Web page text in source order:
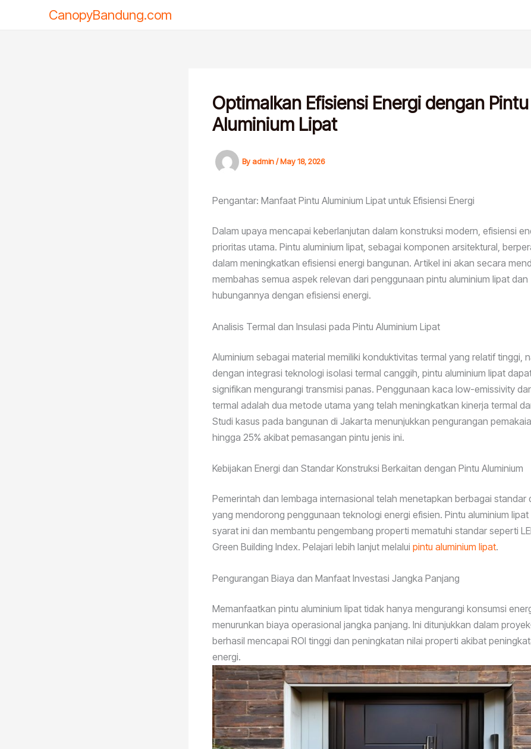
CanopyBandung.com
Optimalkan Efisiensi Energi dengan Pintu
Aluminium Lipat
Byadmin/May 18, 2026
Pengantar: Manfaat Pintu Aluminium Lipat untuk Efisiensi Energi
Dalam upaya mencapai keberlanjutan dalam konstruksi modern, efisiensi
prioritas utama. Pintu aluminium lipat, sebagai komponen arsitektural,
dalam meningkatkan efisiensi energi bangunan. Artikel ini akan secara
membahas semua aspek relevan dari penggunaan pintu aluminium lipat dan
hubungannya dengan efisiensi energi.
Analisis Termal dan Insulasi pada Pintu Aluminium Lipat
Aluminium sebagai material memiliki konduktivitas termal yang relatif tinggi,
dengan integrasi teknologi isolasi termal canggih, pintu aluminium lipat
signifikan mengurangi transmisi panas. Penggunaan kaca low-emissivity
termal adalah dua metode utama yang telah meningkatkan kinerja termal
Studi kasus pada bangunan di Jakarta menunjukkan pengurangan
hingga 25% akibat pemasangan pintu jenis ini.
Kebijakan Energi dan Standar Konstruksi Berkaitan dengan Pintu Aluminium
Pemerintah dan lembaga internasional telah menetapkan berbagai standar
yang mendorong penggunaan teknologi energi efisien. Pintu aluminium lipat
syarat ini dan membantu pengembang properti mematuhi standar seperti
Green Building Index. Pelajari lebih lanjut melalui pintu aluminium lipat.
Pengurangan Biaya dan Manfaat Investasi Jangka Panjang
Memanfaatkan pintu aluminium lipat tidak hanya mengurangi konsumsi
menurunkan biaya operasional jangka panjang. Ini ditunjukkan dalam
berhasil mencapai ROI tinggi dan peningkatan nilai properti akibat
energi.